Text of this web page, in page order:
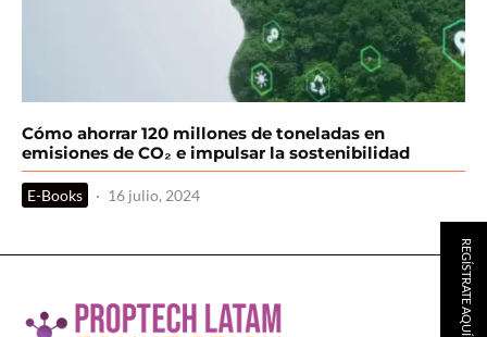
Cómo ahorrar 120 millones de toneladas en
emisiones de CO₂ e impulsar la sostenibilidad
E-Books · 16 julio, 2024
REGÍSTRATE AQUÍ